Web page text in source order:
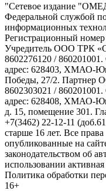
"Сетевое издание
Федеральной службой
информационных
Регистрационный
Учредитель ООО ТРК
8602276120 /
адрес: 628403, ХМАО-
Победы, 27/2.
8602303021 /
адрес: 628408, ХМАО-
д. 15, помещение 301.
+7(3462) 22-12-11
старше 16 лет. Все
опубликованные на
законодательством об
использовании
Политика обработки
16+